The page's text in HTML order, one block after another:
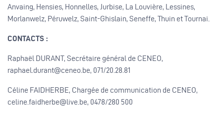
Anvaing, Hensies, Honnelles, Jurbise, La Louvière, Lessines,
Morlanwelz, Péruwelz, Saint-Ghislain, Seneffe, Thuin et Tournai.
CONTACTS :
Raphaël DURANT, Secrétaire général de CENEO,
raphael.durant@ceneo.be, 071/20.28.81 ​
Céline FAIDHERBE, Chargée de communication de CENEO,
celine.faidherbe@live.be, 0478/280 500